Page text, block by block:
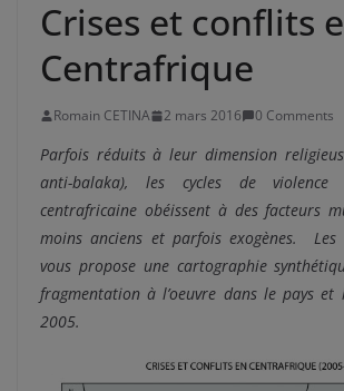
Crises et conflits
Centrafrique
Romain CETINA 2 mars 2016 0 Comments
Parfois réduits à leur dimension
anti-balaka), les cycles de violence
centrafricaine obéissent à des facteurs
moins anciens et parfois exogènes. Les
vous propose une cartographie
fragmentation à l’oeuvre dans le pays et
2005.